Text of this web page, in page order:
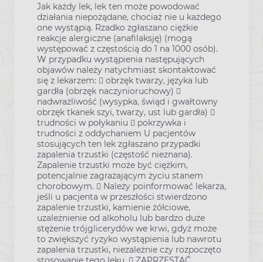
Jak każdy lek, lek ten może powodować
działania niepożądane, chociaż nie u każdego
one wystąpią. Rzadko zgłaszano ciężkie
reakcje alergiczne (anafilaksję) (mogą
występować z częstością do 1 na 1000 osób).
W przypadku wystąpienia następujących
objawów należy natychmiast skontaktować
się z lekarzem:  obrzęk twarzy, języka lub
gardła (obrzęk naczynioruchowy) 
nadwrażliwość (wysypka, świąd i gwałtowny
obrzęk tkanek szyi, twarzy, ust lub gardła) 
trudności w połykaniu  pokrzywka i
trudności z oddychaniem U pacjentów
stosujących ten lek zgłaszano przypadki
zapalenia trzustki (częstość nieznana).
Zapalenie trzustki może być ciężkim,
potencjalnie zagrażającym życiu stanem
chorobowym.  Należy poinformować lekarza,
jeśli u pacjenta w przeszłości stwierdzono
zapalenie trzustki, kamienie żółciowe,
uzależnienie od alkoholu lub bardzo duże
stężenie trójglicerydów we krwi, gdyż może
to zwiększyć ryzyko wystąpienia lub nawrotu
zapalenia trzustki, niezależnie czy rozpoczęto